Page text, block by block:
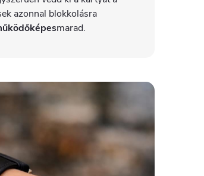
azonnal blokkolásra
marad.